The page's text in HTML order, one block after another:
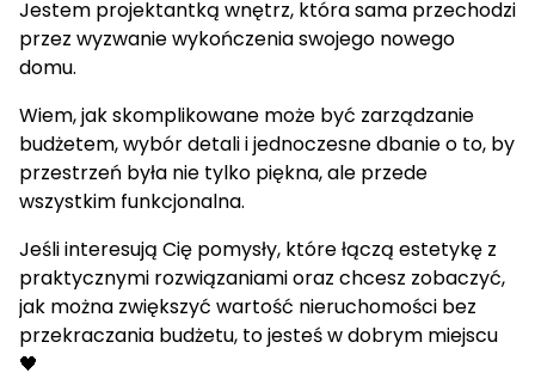
Jestem projektantką wnętrz, która sama przechodzi
przez wyzwanie wykończenia swojego nowego
domu.
Wiem, jak skomplikowane może być zarządzanie
budżetem, wybór detali i jednoczesne dbanie o to, by
przestrzeń była nie tylko piękna, ale przede
wszystkim funkcjonalna.
Jeśli interesują Cię pomysły, które łączą estetykę z
praktycznymi rozwiązaniami oraz chcesz zobaczyć,
jak można zwiększyć wartość nieruchomości bez
przekraczania budżetu, to jesteś w dobrym miejscu
🖤